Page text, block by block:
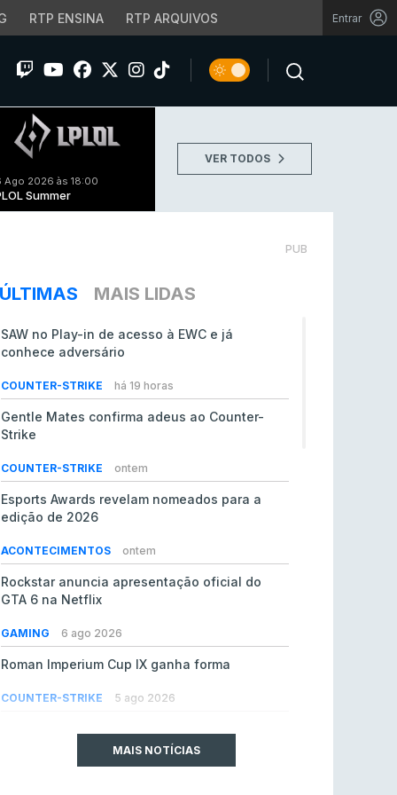
RTP ENSINA RTP ARQUIVOS Entrar
Ago 2026 às 18:00
Summer
VER TODOS
PUB
ÚLTIMAS MAIS LIDAS
SAW no Play-in de acesso à EWC e já
conhece adversário
COUNTER-STRIKE há 19 horas
Gentle Mates confirma adeus ao Counter-
Strike
COUNTER-STRIKE ontem
Esports Awards revelam nomeados para a
edição de 2026
ACONTECIMENTOS ontem
Rockstar anuncia apresentação oficial do
GTA 6 na Netflix
GAMING 6 ago 2026
Roman Imperium Cup IX ganha forma
COUNTER-STRIKE 5 ago 2026
milhões de dólaresMAIS NOTÍCIAS